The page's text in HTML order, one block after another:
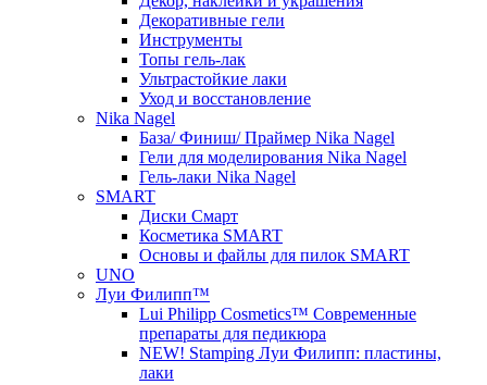
Декоративные гели
Инструменты
Топы гель-лак
Ультрастойкие лаки
Уход и восстановление
Nika Nagel
База/ Финиш/ Праймер Nika Nagel
Гели для моделирования Nika Nagel
Гель-лаки Nika Nagel
SMART
Диски Смарт
Косметика SMART
Основы и файлы для пилок SMART
UNO
Луи Филипп™
Lui Philipp Cosmetics™ Современные
препараты для педикюра
NEW! Stamping Луи Филипп: пластины,
лаки